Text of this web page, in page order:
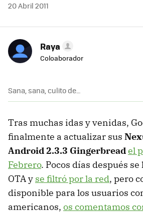
20 Abril 2011
Raya
Coloaborador
Sana, sana, culito de…
Tras muchas idas y venidas,
finalmente a actualizar sus
Android 2.3.3 Gingerbreadel
Febrero. Pocos días después
OTAy se filtró por la red, pero
disponible para los usuarios
americanos, os comentamos